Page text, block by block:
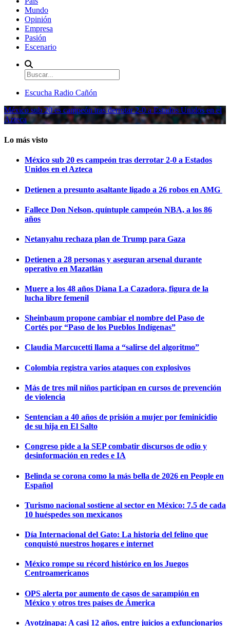
Mundo
Opinión
Empresa
Pasión
Escenario
Escucha Radio Cañón
México sub 20 es campeón tras derrotar 2-0 a Estados Unidos en el
Azteca
Lo más visto
México sub 20 es campeón tras derrotar 2-0 a Estados
Unidos en el Azteca
Detienen a presunto asaltante ligado a 26 robos en AMG
Fallece Don Nelson, quíntuple campeón NBA, a los 86
años
Netanyahu rechaza plan de Trump para Gaza
Detienen a 28 personas y aseguran arsenal durante
operativo en Mazatlán
Muere a los 48 años Diana La Cazadora, figura de la
lucha libre femenil
Sheinbaum propone cambiar el nombre del Paso de
Cortés por “Paso de los Pueblos Indígenas”
Claudia Marcucetti llama a “salirse del algoritmo”
Colombia registra varios ataques con explosivos
Más de tres mil niños participan en cursos de prevención
de violencia
Sentencian a 40 años de prisión a mujer por feminicidio
de su hija en El Salto
Congreso pide a la SEP combatir discursos de odio y
desinformación en redes e IA
Belinda se corona como la más bella de 2026 en People en
Español
Turismo nacional sostiene al sector en México: 7.5 de cada
10 huéspedes son mexicanos
Día Internacional del Gato: La historia del felino que
conquistó nuestros hogares e internet
México rompe su récord histórico en los Juegos
Centroamericanos
OPS alerta por aumento de casos de sarampión en
México y otros tres países de Ámerica
Ayotzinapa: A casi 12 años, entre juicios a exfuncionarios